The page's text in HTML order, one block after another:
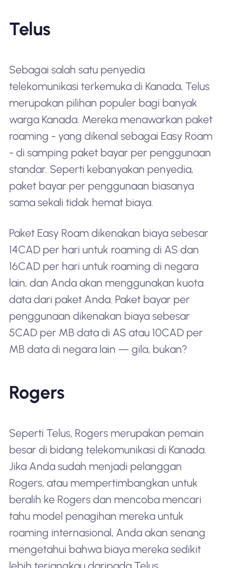
Telus
Sebagai salah satu penyedia
telekomunikasi terkemuka di Kanada, Telus
merupakan pilihan populer bagi banyak
warga Kanada. Mereka menawarkan paket
roaming - yang dikenal sebagai Easy Roam
- di samping paket bayar per penggunaan
standar. Seperti kebanyakan penyedia,
paket bayar per penggunaan biasanya
sama sekali tidak hemat biaya.
Paket Easy Roam dikenakan biaya sebesar
14CAD per hari untuk roaming di AS dan
16CAD per hari untuk roaming di negara
lain, dan Anda akan menggunakan kuota
data dari paket Anda. Paket bayar per
penggunaan dikenakan biaya sebesar
5CAD per MB data di AS atau 10CAD per
MB data di negara lain — gila, bukan?
Rogers
Seperti Telus, Rogers merupakan pemain
besar di bidang telekomunikasi di Kanada.
Jika Anda sudah menjadi pelanggan
Rogers, atau mempertimbangkan untuk
beralih ke Rogers dan mencoba mencari
tahu model penagihan mereka untuk
roaming internasional, Anda akan senang
mengetahui bahwa biaya mereka sedikit